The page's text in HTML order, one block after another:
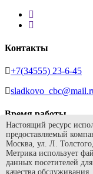
Контакты
+7(34555) 23-6-45
Время работы
Ежедневно с 9.00 до
Суббота с 9.00 до
Настоящий ресурс
предоставляемый
Москва, ул. Л.
Метрика использует
данных посетителей
качества